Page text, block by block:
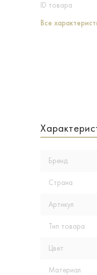
ID товара
Все
Бренд
Страна
Артикул
Тип товара
Цвет
Материал